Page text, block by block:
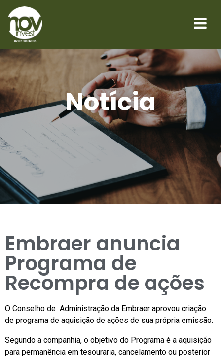
Notícia
Embraer anuncia
Programa de
Recompra de ações
O Conselho de Administração da Embraer aprovou criação
de programa de aquisição de ações de sua própria emissão.
Segundo a companhia, o objetivo do Programa é a aquisição
para permanência em tesouraria, cancelamento ou posterior